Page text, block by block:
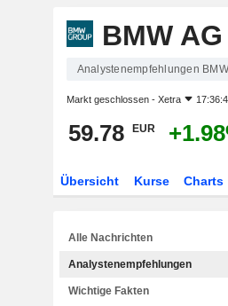
BMW AG
Analystenempfehlungen
Markt geschlossen - Xetra
59.78 EUR
Übersicht Kurse Charts
Alle Nachrichten
Analystenempfehlungen
Wichtige Fakten